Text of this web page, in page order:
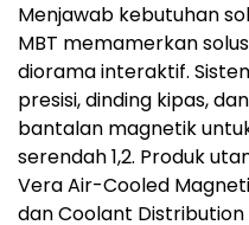
Menjawab kebutuhan
MBT memamerkan
diorama interaktif.
presisi, dinding kipas, dan
bantalan magnetik
serendah 1,2. Produk
Vera Air-Cooled
dan Coolant Distribution